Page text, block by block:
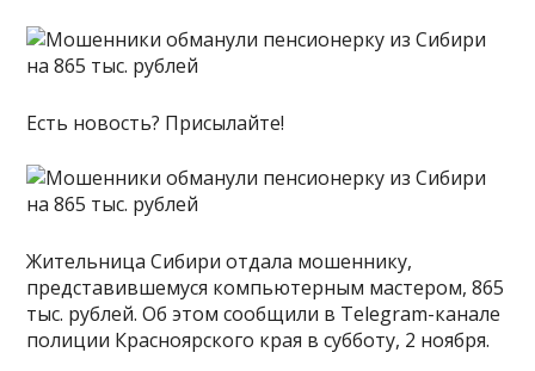
Есть новость? Присылайте!
Жительница Сибири отдала мошеннику,
представившемуся компьютерным мастером, 865
тыс. рублей. Об этом сообщили в Telegram-канале
полиции Красноярского края в субботу, 2 ноября.